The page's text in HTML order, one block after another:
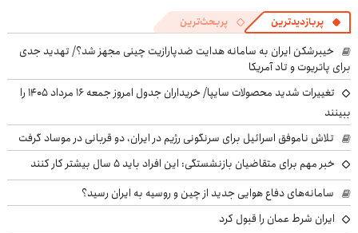
پربازدیدترین پربحث‌ترین
خیبرشکن ایران به سامانه هدایت ضدپارازیت چینی مجهز شد؟/ تهدید جدی
برای پاتریوت و تاد آمریکا
تغییرات شدید محصولات سایپا/ خریداران جدول امروز جمعه ۱۶ مرداد ۱۴۰۵ را
ببینند
تلاش ناموفق اسرائیل برای سرنگونی رژیم در ایران، دو قربانی در موساد گرفت
خبر مهم برای متقاضیان بازنشستگی: این افراد باید ۵ سال بیشتر کار کنند
سامانه‌های دفاع هوایی جدید از چین و روسیه به ایران رسید؟
ایران شرط عمان را قبول کرد